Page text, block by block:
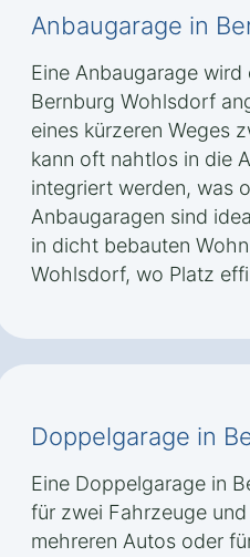
Anbaugarage in
Eine Anbaugarage
Bernburg Wohlsdorf
eines kürzeren Weges
kann oft nahtlos in die
integriert werden, was
Anbaugaragen sind
in dicht bebauten
Wohlsdorf, wo Platz
Doppelgarage in
Eine Doppelgarage in
für zwei Fahrzeuge
mehreren Autos oder